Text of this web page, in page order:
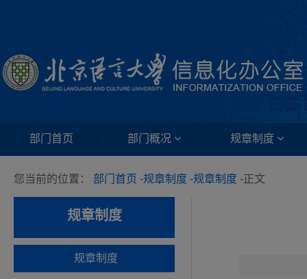
部门首页 部门概况 规章制度
您当前的位置： 部门首页 -规章制度 -规章制度 -正文
规章制度
规章制度